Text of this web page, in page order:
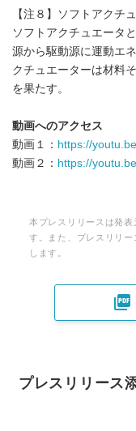
【注８】ソフトアクチ
ソフトアクチュエータ
源から駆動源に運動エ
クチュエーターは材料
を果たす。
動画へのアクセス
動画１： https://
動画２： https://
本プレスリリースは発表
す。また、プレスリリ
します。

プレスリリース